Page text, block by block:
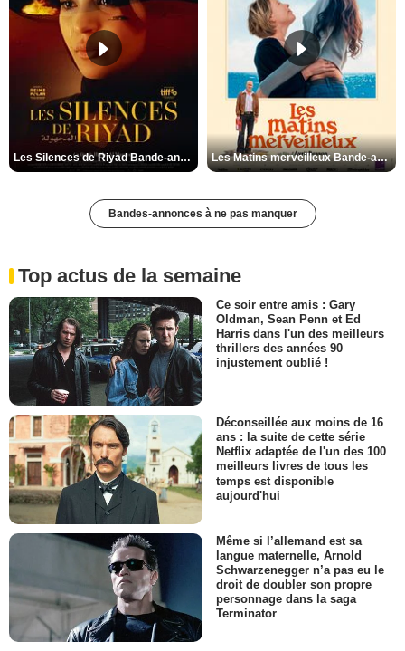
Les Silences de Riyad Bande-annonce VO STFR Les Matins merveilleux Bande-annonce VF
Bandes-annonces à ne pas manquer
Top actus de la semaine
Ce soir entre amis : Gary
Oldman, Sean Penn et Ed
Harris dans l'un des meilleurs
thrillers des années 90
injustement oublié !
Déconseillée aux moins de 16
ans : la suite de cette série
Netflix adaptée de l'un des 100
meilleurs livres de tous les
temps est disponible
aujourd'hui
Même si l’allemand est sa
langue maternelle, Arnold
Schwarzenegger n’a pas eu le
droit de doubler son propre
personnage dans la saga
Terminator